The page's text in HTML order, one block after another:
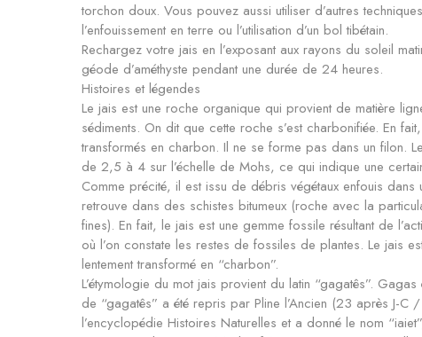
torchon doux. Vous pouvez aussi utiliser d’autres
l’enfouissement en terre ou l’utilisation d’un bol tibétain.
Rechargez votre jais en l’exposant aux rayons du soleil
géode d’améthyste pendant une durée de 24 heures.
Histoires et légendes
Le jais est une roche organique qui provient de matière
sédiments. On dit que cette roche s’est charbonifiée. En
transformés en charbon. Il ne se forme pas dans un filon.
de 2,5 à 4 sur l’échelle de Mohs, ce qui indique une
Comme précité, il est issu de débris végétaux enfouis
retrouve dans des schistes bitumeux (roche avec la
fines). En fait, le jais est une gemme fossile résultant de
où l’on constate les restes de fossiles de plantes. Le jais
lentement transformé en “charbon”.
L’étymologie du mot jais provient du latin “gagatês”.
de “gagatês” a été repris par Pline l’Ancien (23 après J-
l’encyclopédie Histoires Naturelles et a donné le nom